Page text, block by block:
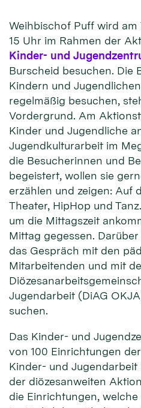
Weihbischof Puff wird am
15 Uhr im Rahmen der
Kinder- und
Burscheid besuchen. Die
Kindern und
regelmäßig besuchen,
Vordergrund. Am
Kinder und Jugendliche
Jugendkulturarbeit im
die Besucherinnen und
begeistert, wollen sie
erzählen und zeigen: Auf
Theater, HipHop und
um die Mittagszeit
Mittag gegessen.
das Gespräch mit den
Mitarbeitenden und mit
Jugendarbeit (DiAG
suchen.
Das Kinder- und
von 100 Einrichtungen
Kinder- und Jugendarbeit
der diözesanweiten
die Einrichtungen,